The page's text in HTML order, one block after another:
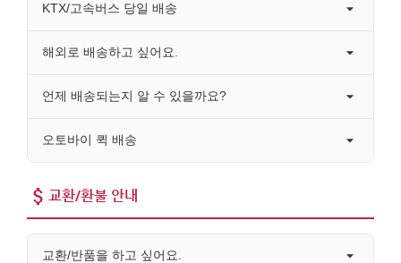
KTX/고속버스 당일 배송
해외로 배송하고 싶어요.
언제 배송되는지 알 수 있을까요?
오토바이 퀵 배송
교환/환불 안내
교환/반품을 하고 싶어요.